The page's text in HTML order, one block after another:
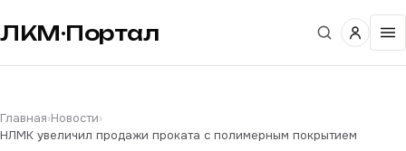
ЛКМ·Портал
Главная›Новости›
НЛМК увеличил продажи проката с полимерным покрытием